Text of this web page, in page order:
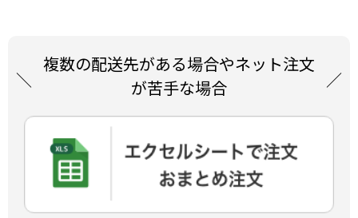
複数の配送先がある場合やネット注文
が苦手な場合